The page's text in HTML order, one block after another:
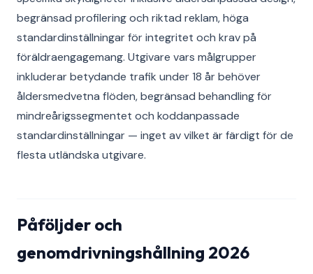
begränsad profilering och riktad reklam, höga
standardinställningar för integritet och krav på
föräldraengagemang. Utgivare vars målgrupper
inkluderar betydande trafik under 18 år behöver
åldersmedvetna flöden, begränsad behandling för
mindreårigssegmentet och koddanpassade
standardinställningar — inget av vilket är färdigt för de
flesta utländska utgivare.
Påföljder och
genomdrivningshållning 2026